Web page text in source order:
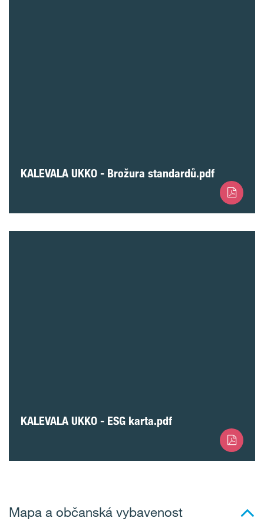
KALEVALA UKKO - Brožura standardů.pdf
KALEVALA UKKO - ESG karta.pdf
Mapa a občanská vybavenost